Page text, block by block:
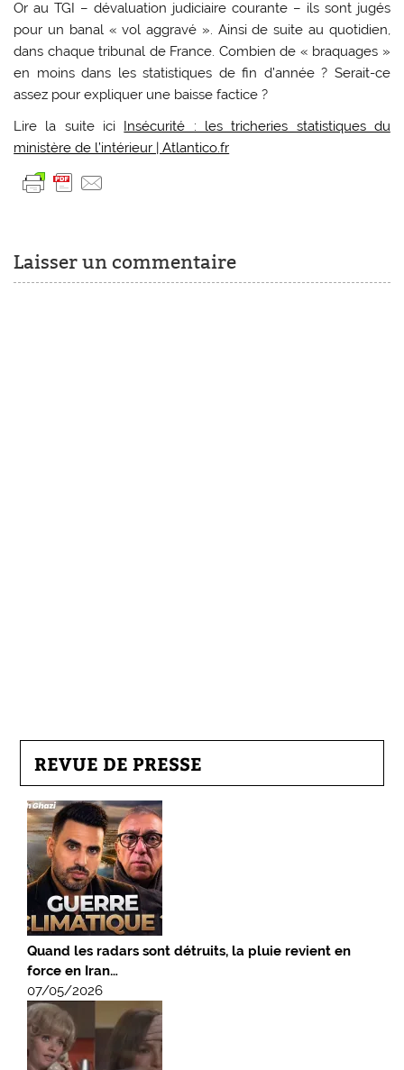
Or au TGI – dévaluation judiciaire courante – ils sont jugés
pour un banal « vol aggravé ». Ainsi de suite au quotidien,
dans chaque tribunal de France. Combien de « braquages »
en moins dans les statistiques de fin d’année ? Serait-ce
assez pour expliquer une baisse factice ?
Lire la suite ici
Insécurité : les tricheries statistiques du
ministère de l’intérieur | Atlantico.fr
Laisser un commentaire
REVUE DE PRESSE
Quand les radars sont détruits, la pluie revient en
force en Iran…
07/05/2026